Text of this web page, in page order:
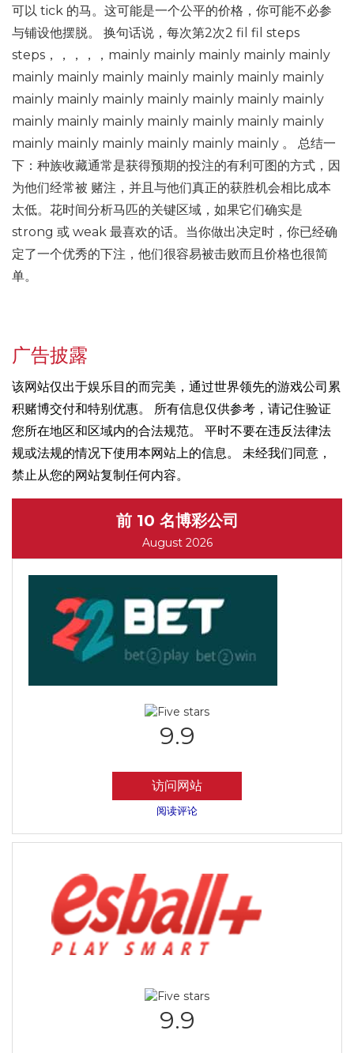
可以 tick 的马。这可能是一个公平的价格，你可能不必参
与铺设他摆脱。 换句话说，每次第2次2 fil fil steps
steps，，，，，mainly mainly mainly mainly mainly
mainly mainly mainly mainly mainly mainly mainly
mainly mainly mainly mainly mainly mainly mainly
mainly mainly mainly mainly mainly mainly mainly
mainly mainly mainly mainly mainly mainly 。 总结一
下：种族收藏通常是获得预期的投注的有利可图的方式，因
为他们经常被 赌注，并且与他们真正的获胜机会相比成本
太低。花时间分析马匹的关键区域，如果它们确实是
strong 或 weak 最喜欢的话。当你做出决定时，你已经确
定了一个优秀的下注，他们很容易被击败而且价格也很简
单。
广告披露
该网站仅出于娱乐目的而完美，通过世界领先的游戏公司累
积赌博交付和特别优惠。 所有信息仅供参考，请记住验证
您所在地区和区域内的合法规范。 平时不要在违反法律法
规或法规的情况下使用本网站上的信息。 未经我们同意，
禁止从您的网站复制任何内容。
前 10 名博彩公司
August 2026
9.9
访问网站
阅读评论
9.9